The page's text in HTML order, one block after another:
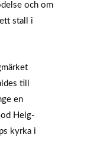
och om
stall i
till
en
Helg-
kyrka i